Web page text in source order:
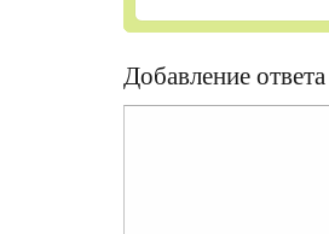
Добавление ответа